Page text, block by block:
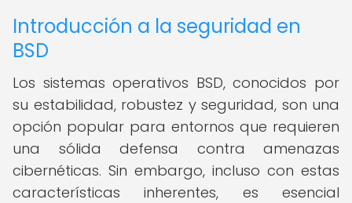
Introducción a la seguridad en
BSD
Los sistemas operativos BSD, conocidos por
su estabilidad, robustez y seguridad, son una
opción popular para entornos que requieren
una sólida defensa contra amenazas
cibernéticas. Sin embargo, incluso con estas
características inherentes, es esencial